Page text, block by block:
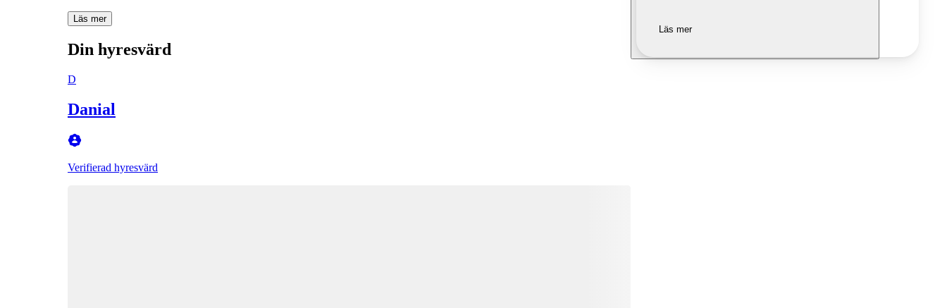
Läs mer
Din hyresvärd
D
Danial
Verifierad hyresvärd
Läs mer